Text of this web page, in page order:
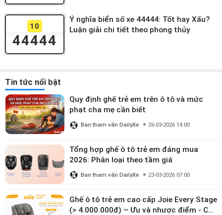
10
44444
Ý nghĩa biển số xe 44444: Tốt hay Xấu?
Luận giải chi tiết theo phong thủy
Tin tức nổi bật
Quy định ghế trẻ em trên ô tô và mức
phạt cha mẹ cần biết
Ban tham vấn DailyXe 26-03-2026 14:00
Tổng hợp ghế ô tô trẻ em đáng mua
2026: Phân loại theo tầm giá
Ban tham vấn DailyXe 23-03-2026 07:00
Ghế ô tô trẻ em cao cấp Joie Every Stage
(> 4.000.000đ) – Ưu và nhược điểm - Có